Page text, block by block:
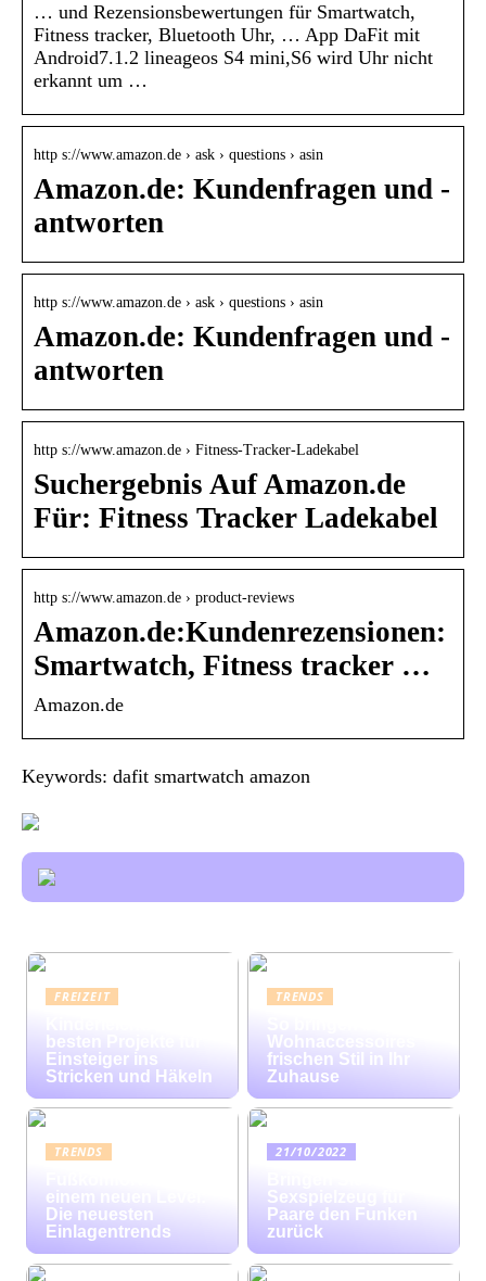
… und Rezensionsbewertungen für Smartwatch,
Fitness tracker, Bluetooth Uhr, … App DaFit mit
Android7.1.2 lineageos S4 mini,S6 wird Uhr nicht
erkannt um …
http s://www.amazon.de › ask › questions › asin
Amazon.de: Kundenfragen und -
antworten
http s://www.amazon.de › ask › questions › asin
Amazon.de: Kundenfragen und -
antworten
http s://www.amazon.de › Fitness-Tracker-Ladekabel
Suchergebnis Auf Amazon.de
Für: Fitness Tracker Ladekabel
http s://www.amazon.de › product-reviews
Amazon.de:Kundenrezensionen:
Smartwatch, Fitness tracker …
Amazon.de
Keywords: dafit smartwatch amazon
FREIZEIT
besten Projekte für
Einsteiger ins
Stricken und Häkeln
TRENDS
Wohnaccessoires
frischen Stil in Ihr
Zuhause
TRENDS
einem neuen Level:
Die neuesten
Einlagentrends
21/10/2022
Sexspielzeug für
Paare den Funken
zurück